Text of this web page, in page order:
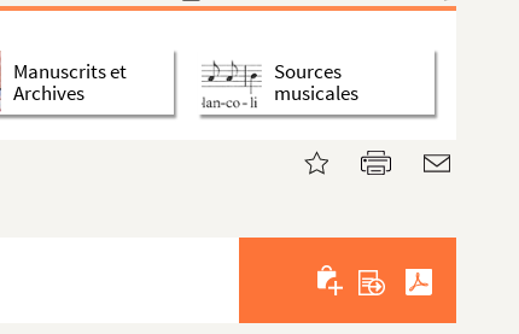
Manuscrits et
Archives
Sources
musicales